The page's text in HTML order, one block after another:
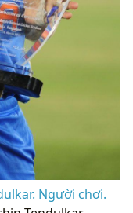
Người chơi.